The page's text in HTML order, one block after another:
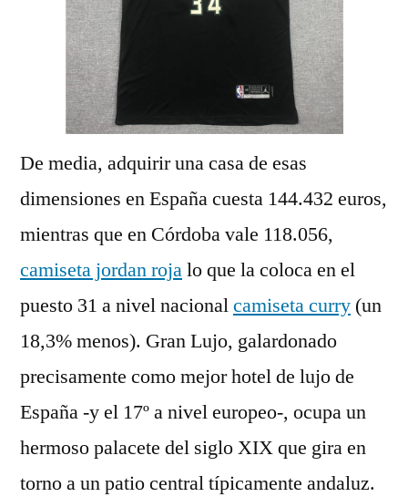
De media, adquirir una casa de esas
dimensiones en España cuesta 144.432 euros,
mientras que en Córdoba vale 118.056,
camiseta jordan rojalo que la coloca en el
puesto 31 a nivel nacionalcamiseta curry (un
18,3% menos). Gran Lujo, galardonado
precisamente como mejor hotel de lujo de
España -y el 17º a nivel europeo-, ocupa un
hermoso palacete del siglo XIX que gira en
torno a un patio central típicamente andaluz.